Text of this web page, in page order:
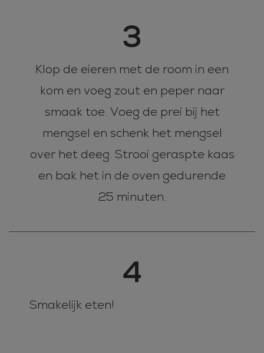
3
Klop de eieren met de room in een
kom en voeg zout en peper naar
smaak toe. Voeg de prei bij het
mengsel en schenk het mengsel
over het deeg. Strooi geraspte kaas
en bak het in de oven gedurende
25 minuten.
4
Smakelijk eten!